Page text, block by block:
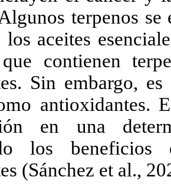
terpenos
aceites
que contienen
Sin embargo,
antioxidantes.
en una
los
(Sánchez et al.,